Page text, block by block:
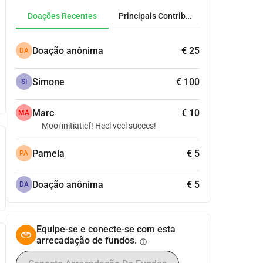
Doações Recentes Principais Contribuidores
DA Doação anônima € 25
SI Simone € 100
MA Marc € 10
Mooi initiatief! Heel veel succes!
PA Pamela € 5
DA Doação anônima € 5
Equipe-se e conecte-se com esta
arrecadação de fundos. info